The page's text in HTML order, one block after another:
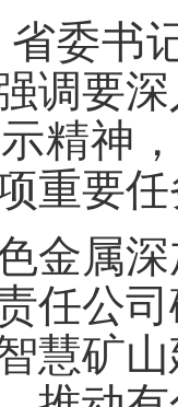
书记
调要
精神
重要
属深
任公
慧矿